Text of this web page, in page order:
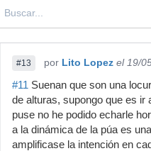
#13 por Lito Lopez el 19/
#11 Suenan que son una
de alturas, supongo que es ir
puse no he podido echarle
a la dinámica de la púa es
amplificase la intención en